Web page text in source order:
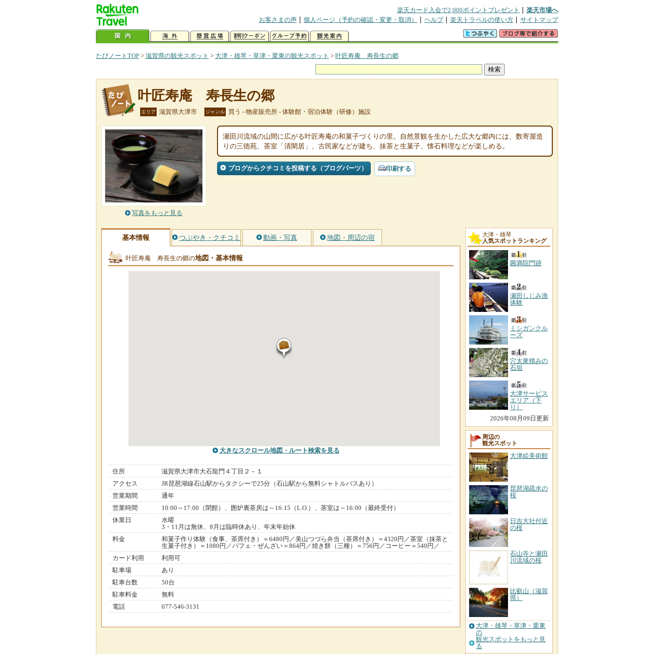
楽天カード入会で2,000ポイントプレゼント
楽天市場へ
お客さまの声
個人ページ（予約の確認・変更・取消） ヘルプ 楽天トラベルの使い方 サイトマップ
たびノートTOP > 滋賀県の観光スポット > 大津・雄琴・草津・栗東の観光スポット > 叶匠寿庵 寿長生の郷
叶匠寿庵 寿長生の郷
エリア 滋賀県大津市 ジャンル 買う - 物産販売所 - 体験館・宿泊体験（研修）施設
写真をもっと見る
瀬田川流域の山間に広がる叶匠寿庵の和菓子づくりの里。自然景観を生かした広大な郷内には、数寄屋造
りの三徳苑、茶室「清閑居」、古民家などが建ち、抹茶と生菓子、懐石料理などが楽しめる。
ブログからクチコミを投稿する（ブログパーツ） 印刷する
基本情報 つぶやき・クチコミ 動画・写真 地図・周辺の宿
叶匠寿庵 寿長生の郷の地図・基本情報
大きなスクロール地図 ・ルート検索を見る
住所
滋賀県大津市大石龍門４丁目２－１
アクセス
JR琵琶湖線石山駅からタクシーで25分（石山駅から無料シャトルバスあり）
営業期間
通年
営業時間
10:00～17:00（閉館）、囲炉裏茶房は～16:15（L.O.）、茶室は～16:00（最終受付）
休業日
水曜
3・11月は無休、8月は臨時休あり、年末年始休
料金
和菓子作り体験（食事、茶席付き）＝6480円／美山つづら弁当（茶席付き）＝4320円／茶室（抹茶と
生菓子付き）＝1080円／パフェ・ぜんざい＝864円／焼き餅（三種）＝756円／コーヒー＝540円／
カード利用
利用可
駐車場
あり
駐車台数
50台
駐車料金
無料
電話
077-546-3131
大津・雄琴
人気スポットランキング
圓満院門跡
瀬田しじみ漁
体験
ミシガンクル
ーズ
穴太衆積みの
石垣
大津サービス
エリア（下
り）
2026年08月09日更新
周辺の
観光スポット
大津絵美術館
琵琶湖疏水の
桜
日吉大社付近
の桜
石山寺と瀬田
川流域の桜
比叡山（滋賀
県）
大津・雄琴・草津・栗東
の
観光スポットをもっと見
る